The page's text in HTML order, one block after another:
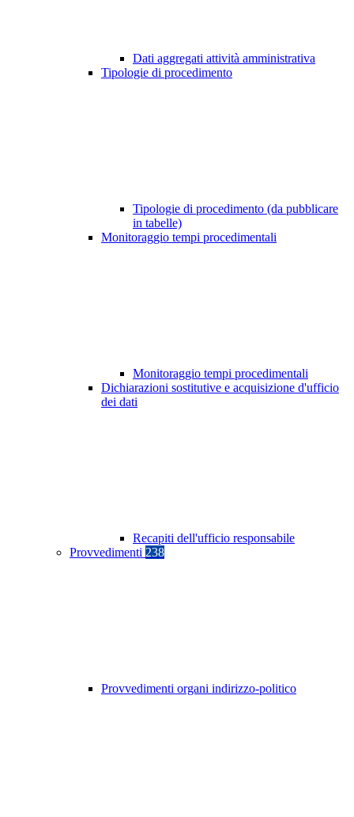
Dati aggregati attività amministrativa
Tipologie di procedimento
Tipologie di procedimento (da pubblicare
in tabelle)
Monitoraggio tempi procedimentali
Monitoraggio tempi procedimentali
Dichiarazioni sostitutive e acquisizione d'ufficio
dei dati
Recapiti dell'ufficio responsabile
Provvedimenti 238
Provvedimenti organi indirizzo-politico